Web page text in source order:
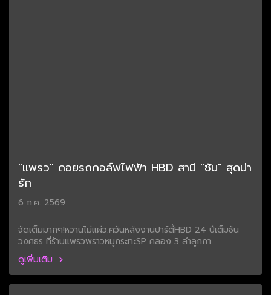
"แพรว" ถอยรถกอล์ฟไฟฟ้า HBD สามี "ซัน" สุดน่า
รัก
6 ก.ค. 2569
จัดเต็มมากๆ!หวานไม่แผ่ว.ควันหลังงานปาร์ตี้HBD 24 ปีเต็มซัน
วงศธร ที่ร้านแพรวพราวหมูกระทะSP คลอง 3 ลำลูกกา
ดูเพิ่มเติม